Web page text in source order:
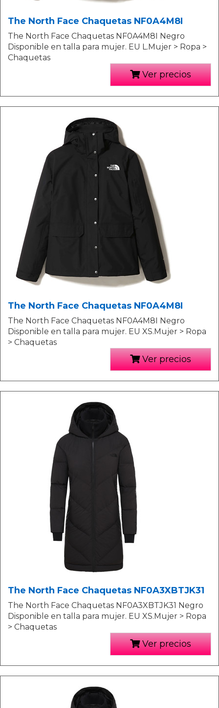
The North Face Chaquetas NF0A4M8I
The North Face Chaquetas NF0A4M8I Negro
Disponible en talla para mujer. EU L.Mujer > Ropa >
Chaquetas
Ver precios
The North Face Chaquetas NF0A4M8I
The North Face Chaquetas NF0A4M8I Negro
Disponible en talla para mujer. EU XS.Mujer > Ropa
> Chaquetas
Ver precios
The North Face Chaquetas NF0A3XBTJK31
The North Face Chaquetas NF0A3XBTJK31 Negro
Disponible en talla para mujer. EU XS.Mujer > Ropa
> Chaquetas
Ver precios